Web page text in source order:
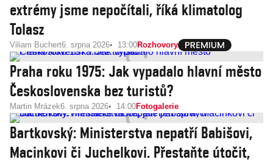
extrémy jsme nepočítali, říká klimatolog
Tolasz
Viliam Buchert6. srpna 2026 13:00Rozhovory
Praha roku 1975: Jak vypadalo hlavní město
Československa bez turistů?
Martin Mrázek6. srpna 2026 14:00Fotogalerie
Bartkovský: Ministerstva nepatří Babišovi,
Macinkovi či Juchelkovi. Přestaňte útočit,